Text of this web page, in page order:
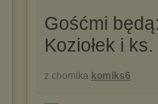
Gośćmi
Koziołek i
z chomika komiks6